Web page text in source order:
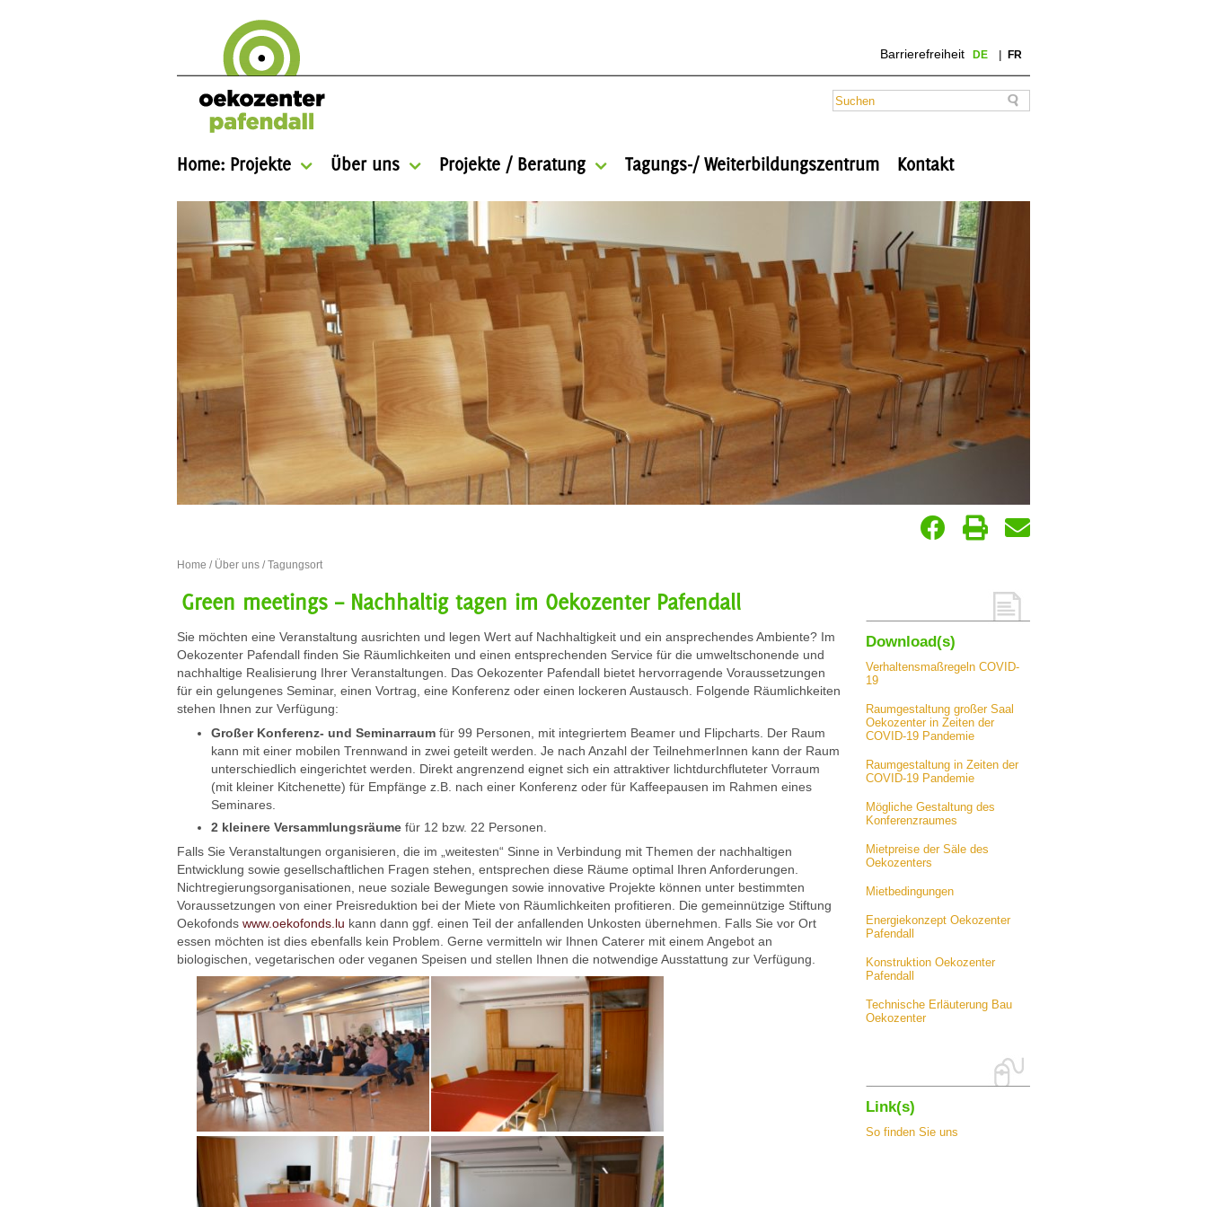
Barrierefreiheit DE FR
Home: Projekte Über uns Projekte / Beratung Tagungs-/ Weiterbildungszentrum Kontakt
Home / Über uns / Tagungsort
Download(s)
Verhaltensmaßregeln COVID-
19
Raumgestaltung großer Saal
Oekozenter in Zeiten der
COVID-19 Pandemie
Raumgestaltung in Zeiten der
COVID-19 Pandemie
Mögliche Gestaltung des
Konferenzraumes
Mietpreise der Säle des
Oekozenters
Mietbedingungen
Energiekonzept Oekozenter
Pafendall
Konstruktion Oekozenter
Pafendall
Technische Erläuterung Bau
Oekozenter
Link(s)
So finden Sie uns
Green meetings – Nachhaltig tagen im Oekozenter Pafendall
Sie möchten eine Veranstaltung ausrichten und legen Wert auf Nachhaltigkeit und ein ansprechendes Ambiente? Im
Oekozenter Pafendall finden Sie Räumlichkeiten und einen entsprechenden Service für die umweltschonende und
nachhaltige Realisierung Ihrer Veranstaltungen. Das Oekozenter Pafendall bietet hervorragende Voraussetzungen
für ein gelungenes Seminar, einen Vortrag, eine Konferenz oder einen lockeren Austausch. Folgende Räumlichkeiten
stehen Ihnen zur Verfügung:
Großer Konferenz- und Seminarraum für 99 Personen, mit integriertem Beamer und Flipcharts. Der Raum
kann mit einer mobilen Trennwand in zwei geteilt werden. Je nach Anzahl der TeilnehmerInnen kann der Raum
unterschiedlich eingerichtet werden. Direkt angrenzend eignet sich ein attraktiver lichtdurchfluteter Vorraum
(mit kleiner Kitchenette) für Empfänge z.B. nach einer Konferenz oder für Kaffeepausen im Rahmen eines
Seminares.
2 kleinere Versammlungsräume für 12 bzw. 22 Personen.
Falls Sie Veranstaltungen organisieren, die im „weitesten“ Sinne in Verbindung mit Themen der nachhaltigen
Entwicklung sowie gesellschaftlichen Fragen stehen, entsprechen diese Räume optimal Ihren Anforderungen.
Nichtregierungsorganisationen, neue soziale Bewegungen sowie innovative Projekte können unter bestimmten
Voraussetzungen von einer Preisreduktion bei der Miete von Räumlichkeiten profitieren. Die gemeinnützige Stiftung
Oekofonds www.oekofonds.lu kann dann ggf. einen Teil der anfallenden Unkosten übernehmen. Falls Sie vor Ort
essen möchten ist dies ebenfalls kein Problem. Gerne vermitteln wir Ihnen Caterer mit einem Angebot an
biologischen, vegetarischen oder veganen Speisen und stellen Ihnen die notwendige Ausstattung zur Verfügung.